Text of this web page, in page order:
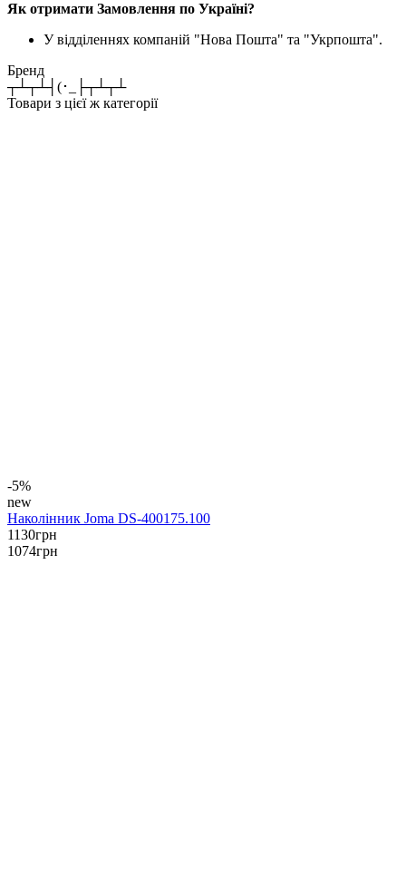
Як отримати Замовлення по Україні?
У відділеннях компаній "Нова Пошта" та "Укрпошта".
Бренд
┬┴┬┴┤(･_├┬┴┬┴
Товари з цієї ж категорії
-5%
new
Наколінник Joma DS-400175.100
1130грн
1074грн